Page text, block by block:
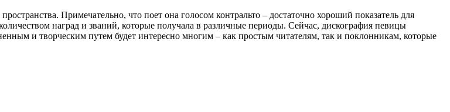
Примечательно, что поет она голосом контральто – достаточно хороший показатель для
наград и званий, которые получала в различные периоды. Сейчас, дискография певицы
и творческим путем будет интересно многим – как простым читателям, так и поклонникам, которые